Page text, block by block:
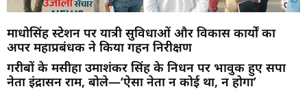
माधोसिंह स्टेशन पर यात्री सुविधाओं और विकास कार्यों का
अपर महाप्रबंधक ने किया गहन निरीक्षण
गरीबों के मसीहा उमाशंकर सिंह के निधन पर भावुक हुए सपा
नेता इंद्रासन राम, बोले—‘ऐसा नेता न कोई था, न होगा’